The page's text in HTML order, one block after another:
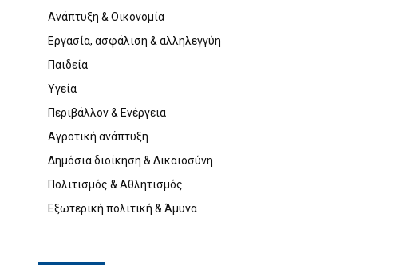
Ανάπτυξη & Οικονομία
Εργασία, ασφάλιση & αλληλεγγύη
Παιδεία
Υγεία
Περιβάλλον & Ενέργεια
Αγροτική ανάπτυξη
Δημόσια διοίκηση & Δικαιοσύνη
Πολιτισμός & Αθλητισμός
Εξωτερική πολιτική & Άμυνα